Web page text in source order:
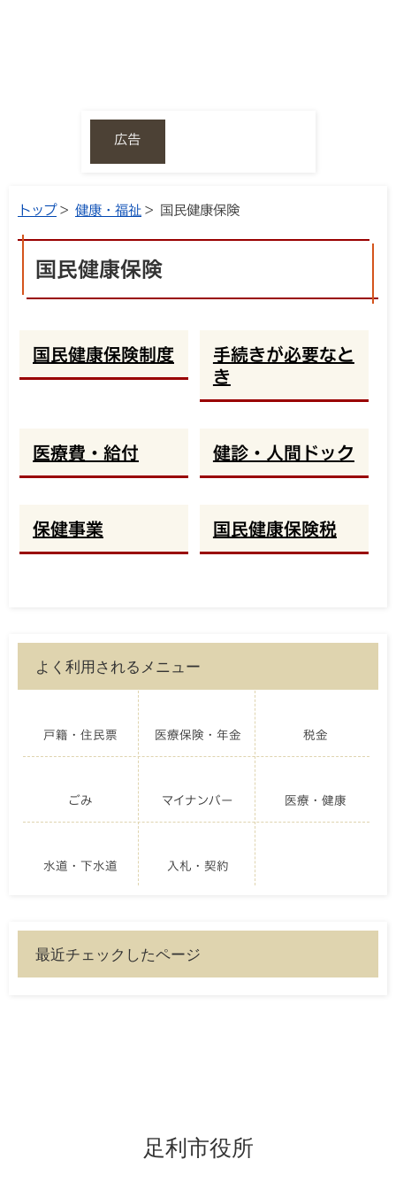
広告
トップ> 健康・福祉 > 国民健康保険
国民健康保険
国民健康保険制度
手続きが必要なと
き
医療費・給付 健診・人間ドック
保健事業 国民健康保険税
よく利用されるメニュー
戸籍・住民票 医療保険・年金 税金
ごみ マイナンバー 医療・健康
水道・下水道 入札・契約
最近チェックしたページ
足利市役所